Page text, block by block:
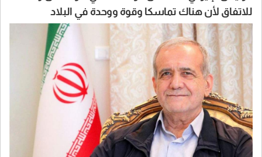
للاتفاق لأن هناك تماسكا وقوة ووحدة في البلاد